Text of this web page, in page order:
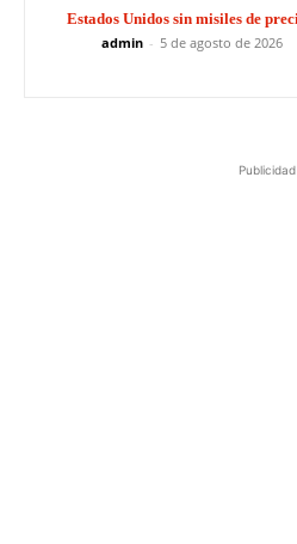
Estados Unidos sin misiles de
admin - 5 de agosto de 2026
Publicidad